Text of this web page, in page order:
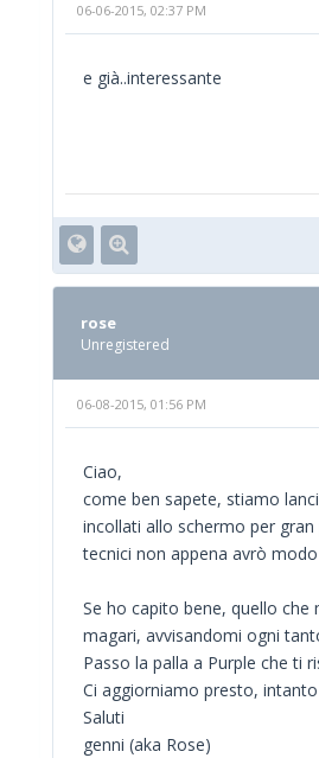
06-06-2015, 02:37 PM
e già..interessante
rose
Unregistered
06-08-2015, 01:56 PM
Ciao,
come ben sapete, stiamo
incollati allo schermo per
tecnici non appena avrò
Se ho capito bene, quello
magari, avvisandomi ogni
Passo la palla a Purple che ti
Ci aggiorniamo presto,
Saluti
genni (aka Rose)